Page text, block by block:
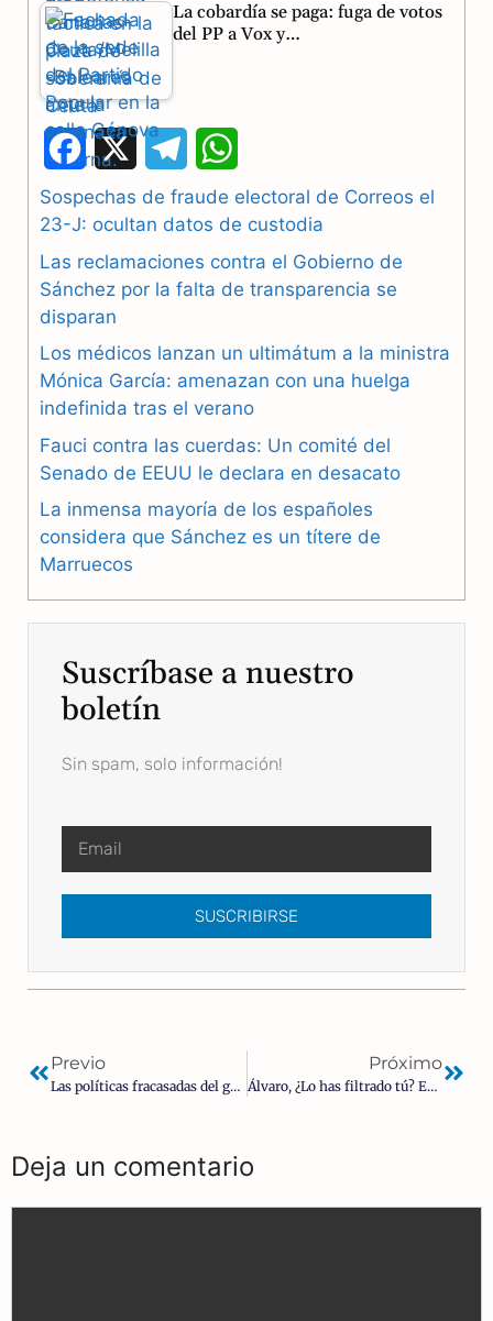
La cobardía se paga: fuga de votos
del PP a Vox y…
a
c
e
b
o
o
k
e
l
e
r
a
m
h
a
t
A
p
p
Sospechas de fraude electoral de Correos el
23-J: ocultan datos de custodia
Las reclamaciones contra el Gobierno de
Sánchez por la falta de transparencia se
disparan
Los médicos lanzan un ultimátum a la ministra
Mónica García: amenazan con una huelga
indefinida tras el verano
Fauci contra las cuerdas: Un comité del
Senado de EEUU le declara en desacato
La inmensa mayoría de los españoles
considera que Sánchez es un títere de
Marruecos
Suscríbase a nuestro
boletín
Sin spam, solo información!
SUSCRIBIRSE
Previo
Las políticas fracasadas del gobierno impiden la emancipación juvenil en España
Próximo
Álvaro, ¿Lo has filtrado tú? Eso ahora no importa | Luis Losada Pescador
Deja un comentario